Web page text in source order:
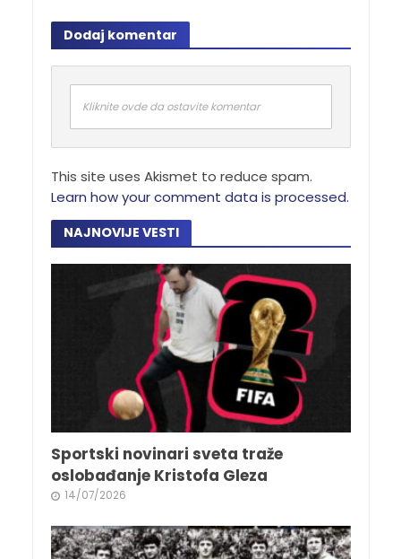
Dodaj komentar
Kliknite ovde da ostavite komentar
This site uses Akismet to reduce spam.
Learn how your comment data is processed.
NAJNOVIJE VESTI
Sportski novinari sveta traže
oslobađanje Kristofa Gleza
14/07/2026